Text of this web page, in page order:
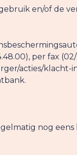
en/of de
per fax
acties/klacht-
nog eens